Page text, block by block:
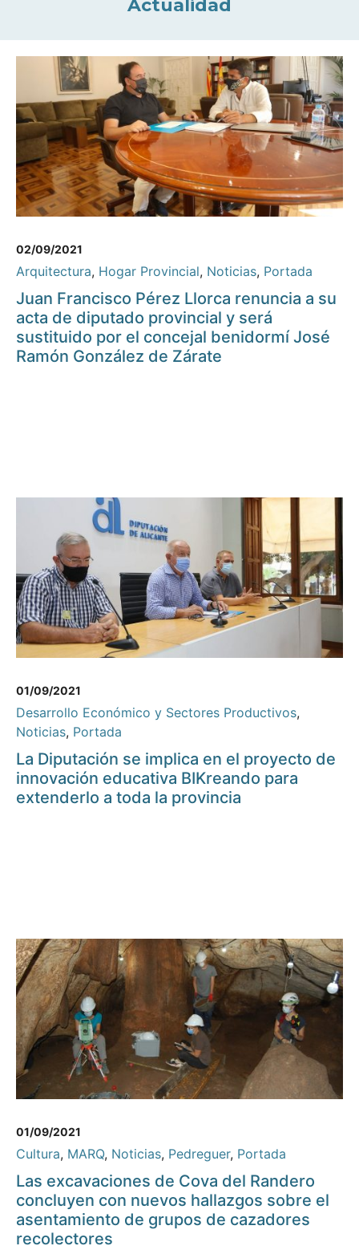
Actualidad
02/09/2021
Arquitectura, Hogar Provincial, Noticias, Portada
Juan Francisco Pérez Llorca renuncia a su
acta de diputado provincial y será
sustituido por el concejal benidormí José
Ramón González de Zárate
01/09/2021
Desarrollo Económico y Sectores Productivos,
Noticias, Portada
La Diputación se implica en el proyecto de
innovación educativa BIKreando para
extenderlo a toda la provincia
01/09/2021
Cultura, MARQ, Noticias, Pedreguer, Portada
Las excavaciones de Cova del Randero
concluyen con nuevos hallazgos sobre el
asentamiento de grupos de cazadores
recolectores